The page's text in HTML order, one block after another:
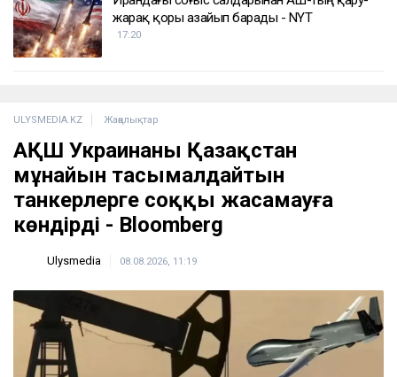
жарақ қоры азайып барады - NYT
17:20
ULYSMEDIA.KZ Жаңалықтар
АҚШ Украинаны Қазақстан
мұнайын тасымалдайтын
танкерлерге соққы жасамауға
көндірді - Bloomberg
Ulysmedia 08.08.2026, 11:19